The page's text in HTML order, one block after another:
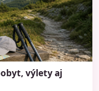
výlety aj